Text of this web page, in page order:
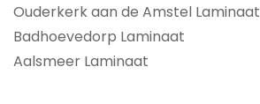
Ouderkerk aan de Amstel Laminaat
Badhoevedorp Laminaat
Aalsmeer Laminaat